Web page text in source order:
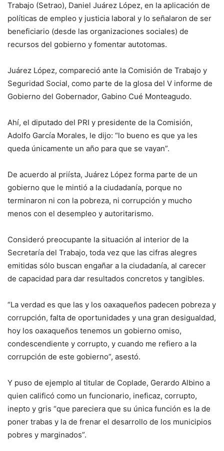
Trabajo (Setrao), Daniel Juárez López, en la aplicación de
políticas de empleo y justicia laboral y lo señalaron de ser
beneficiario (desde las organizaciones sociales) de
recursos del gobierno y fomentar autotomas.
Juárez López, compareció ante la Comisión de Trabajo y
Seguridad Social, como parte de la glosa del V informe de
Gobierno del Gobernador, Gabino Cué Monteagudo.
Ahí, el diputado del PRI y presidente de la Comisión,
Adolfo García Morales, le dijo: “lo bueno es que ya les
queda únicamente un año para que se vayan”.
De acuerdo al priísta, Juárez López forma parte de un
gobierno que le mintió a la ciudadanía, porque no
terminaron ni con la pobreza, ni corrupción y mucho
menos con el desempleo y autoritarismo.
Consideró preocupante la situación al interior de la
Secretaría del Trabajo, toda vez que las cifras alegres
emitidas sólo buscan engañar a la ciudadanía, al carecer
de capacidad para dar resultados concretos y tangibles.
“La verdad es que las y los oaxaqueños padecen pobreza y
corrupción, falta de oportunidades y una gran desigualdad,
hoy los oaxaqueños tenemos un gobierno omiso,
condescendiente y corrupto, y cuando me refiero a la
corrupción de este gobierno”, asestó.
Y puso de ejemplo al titular de Coplade, Gerardo Albino a
quien calificó como un funcionario, ineficaz, corrupto,
inepto y gris “que pareciera que su única función es la de
poner trabas y la de frenar el desarrollo de los municipios
pobres y marginados”.